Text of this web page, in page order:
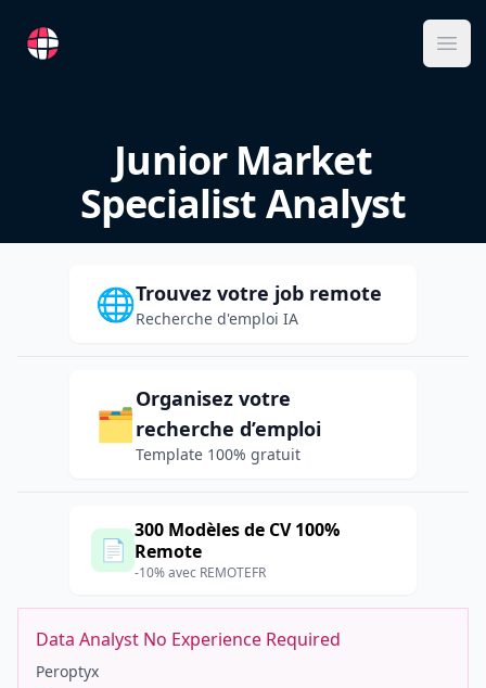
RemoteFR
Junior Market
Specialist Analyst
🌐Trouvez votre job remote
Recherche d'emploi IA
🗂️
Organisez votre
recherche d’emploi
Template 100% gratuit
📄
300 Modèles de CV 100%
Remote
-10% avec REMOTEFR
Data Analyst No Experience Required
Peroptyx